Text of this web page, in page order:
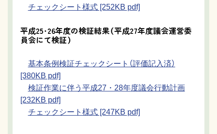
チェックシート様式 [252KB pdf]
平成25・26年度の検証結果（平成27年度議会運営委
員会にて検証）
基本条例検証チェックシート（評価記入済）
[380KB pdf]
検証作業に伴う平成27・28年度議会行動計画
[232KB pdf]
チェックシート様式 [247KB pdf]